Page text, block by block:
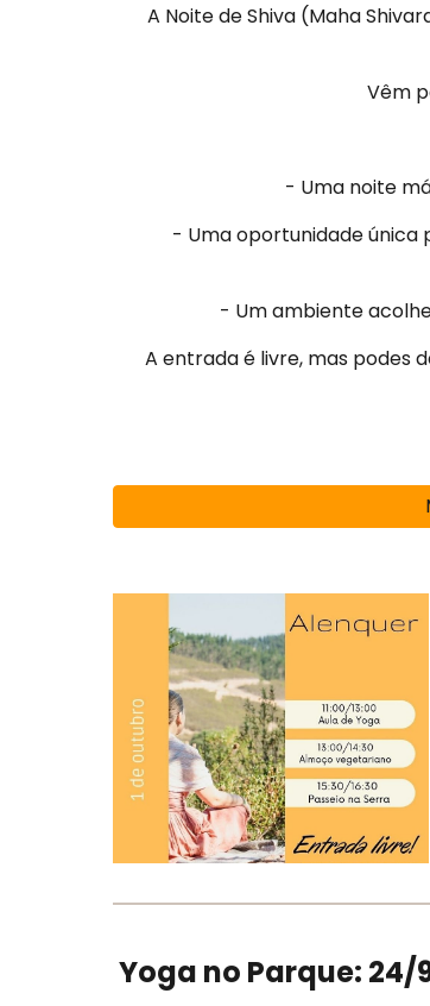
A Noite de Shiva (Maha
Vêm
- Uma noite
- Uma oportunidade única
- Um ambiente
A entrada é livre, mas podes
Yoga no Parque: 24/